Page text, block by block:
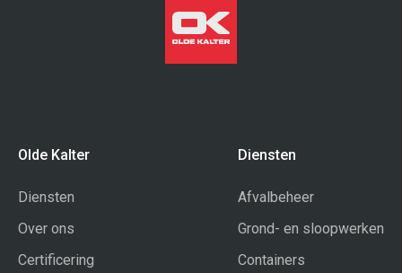
Verkeerstechniek
Olde Kalter
Diensten
Over ons
Certificering
Diensten
Afvalbeheer
Grond- en sloopwerken
Containers